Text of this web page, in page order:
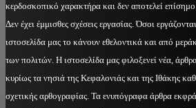
κερδοσκοπικό χαρακτήρα και δεν αποτελεί
Δεν έχει έμμισθες σχέσεις εργασίας. Όσοι
ιστοσελίδα μας το κάνουν εθελοντικά και από
των πολιτών. Η ιστοσελίδα μας φιλοξενεί νέα,
κυρίως τα νησιά της Κεφαλονιάς και της Ιθάκης
σχετικής αρθογραφίας. Τα ενυπόγραφα άρθρα